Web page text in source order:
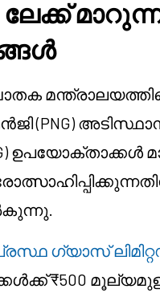
ലേക്ക്
(PNG)
ഉപയോക്താക്കൾ
ഗ്യാസ്
₹500